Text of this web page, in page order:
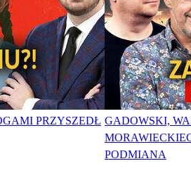
PRZYSZEDŁ GADOWSKI,
PODMIANA